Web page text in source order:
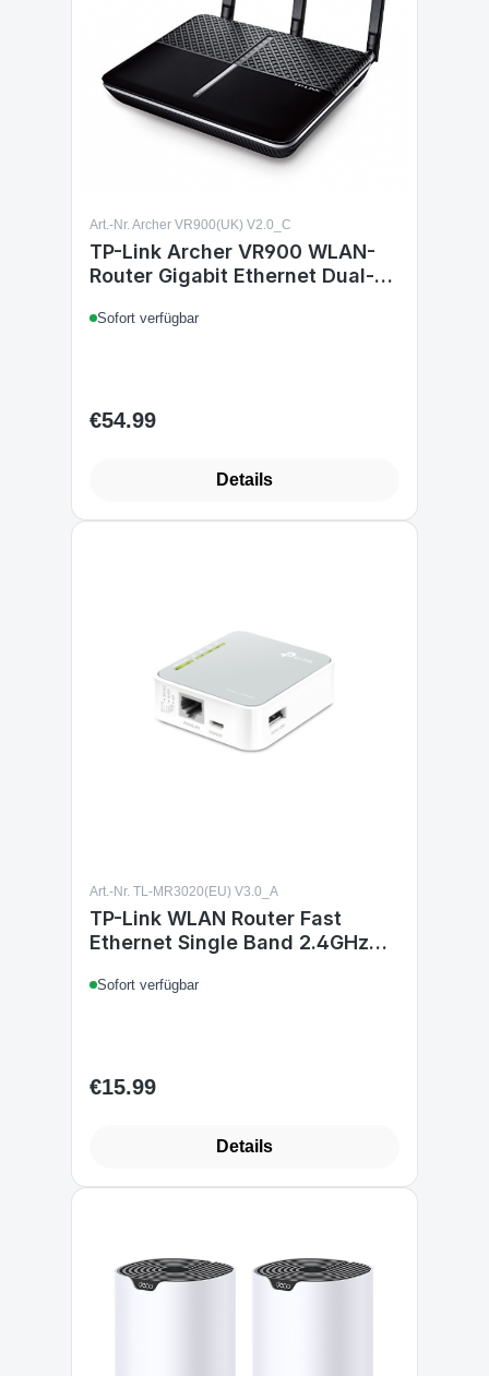
Art.-Nr. Archer VR900(UK) V2.0_C
TP-Link Archer VR900 WLAN-
Router Gigabit Ethernet Dual-
Sofort verfügbar
Regular price:
€54.99
Details
Art.-Nr. TL-MR3020(EU) V3.0_A
TP-Link WLAN Router Fast
Ethernet Single Band 2.4GHz
Sofort verfügbar
Regular price:
€15.99
Details